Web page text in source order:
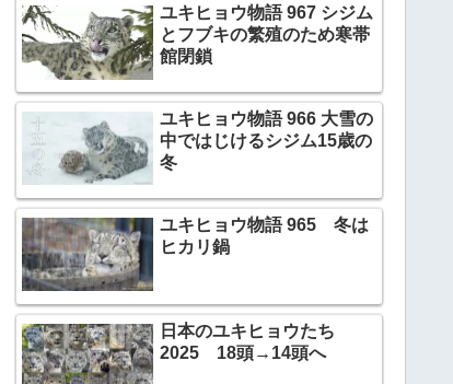
ユキヒョウ物語 967 シジム
とフブキの繁殖のため寒帯
館閉鎖
ユキヒョウ物語 966 大雪の
中ではじけるシジム15歳の
冬
ユキヒョウ物語 965 冬は
ヒカリ鍋
日本のユキヒョウたち
2025 18頭→14頭へ